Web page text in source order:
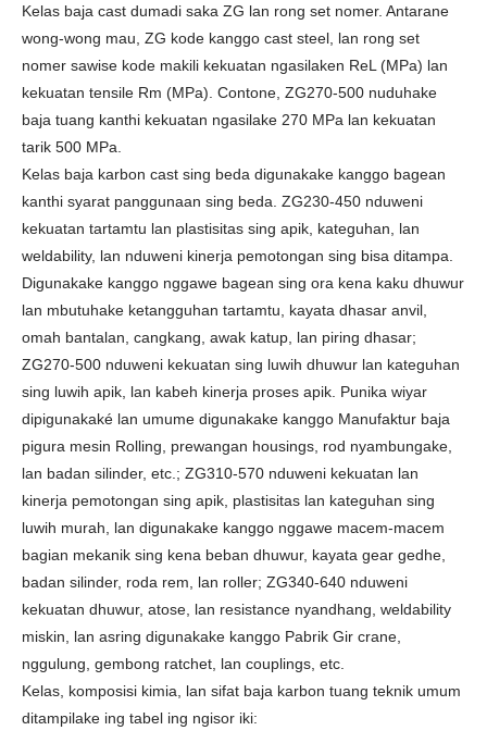
Kelas baja cast dumadi saka ZG lan rong set nomer. Antarane
wong-wong mau, ZG kode kanggo cast steel, lan rong set
nomer sawise kode makili kekuatan ngasilaken ReL (MPa) lan
kekuatan tensile Rm (MPa). Contone, ZG270-500 nuduhake
baja tuang kanthi kekuatan ngasilake 270 MPa lan kekuatan
tarik 500 MPa.
Kelas baja karbon cast sing beda digunakake kanggo bagean
kanthi syarat panggunaan sing beda. ZG230-450 nduweni
kekuatan tartamtu lan plastisitas sing apik, kateguhan, lan
weldability, lan nduweni kinerja pemotongan sing bisa ditampa.
Digunakake kanggo nggawe bagean sing ora kena kaku dhuwur
lan mbutuhake ketangguhan tartamtu, kayata dhasar anvil,
omah bantalan, cangkang, awak katup, lan piring dhasar;
ZG270-500 nduweni kekuatan sing luwih dhuwur lan kateguhan
sing luwih apik, lan kabeh kinerja proses apik. Punika wiyar
dipigunakaké lan umume digunakake kanggo Manufaktur baja
pigura mesin Rolling, prewangan housings, rod nyambungake,
lan badan silinder, etc.; ZG310-570 nduweni kekuatan lan
kinerja pemotongan sing apik, plastisitas lan kateguhan sing
luwih murah, lan digunakake kanggo nggawe macem-macem
bagian mekanik sing kena beban dhuwur, kayata gear gedhe,
badan silinder, roda rem, lan roller; ZG340-640 nduweni
kekuatan dhuwur, atose, lan resistance nyandhang, weldability
miskin, lan asring digunakake kanggo Pabrik Gir crane,
nggulung, gembong ratchet, lan couplings, etc.
Kelas, komposisi kimia, lan sifat baja karbon tuang teknik umum
ditampilake ing tabel ing ngisor iki: